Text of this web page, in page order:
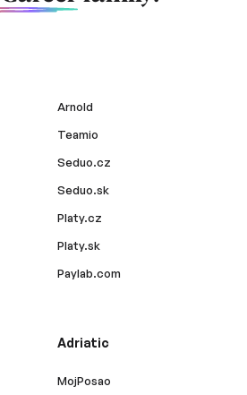
Arnold
Teamio
Seduo.cz
Seduo.sk
Platy.cz
Platy.sk
Paylab.com
Adriatic
MojPosao